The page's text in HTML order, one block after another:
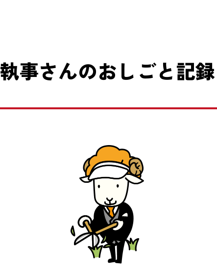
執事さんのおしごと記録